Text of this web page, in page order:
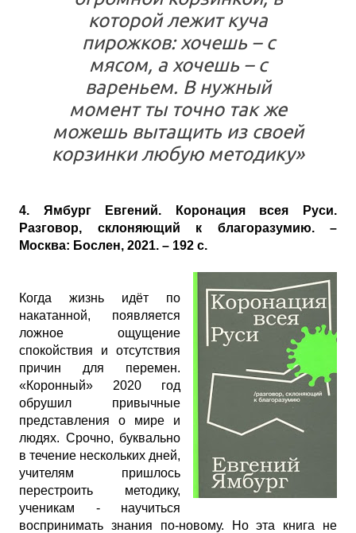
которой лежит куча
пирожков: хочешь – с
мясом, а хочешь – с
вареньем. В нужный
момент ты точно так же
можешь вытащить из своей
корзинки любую методику»
4. Ямбург Евгений. Коронация всея Руси.
Разговор, склоняющий к благоразумию. –
Москва: Бослен, 2021. – 192 с.
Когда жизнь идёт по
накатанной, появляется
ложное ощущение
спокойствия и отсутствия
причин для перемен.
«Коронный» 2020 год
обрушил привычные
представления о мире и
людях. Срочно, буквально
в течение нескольких дней,
учителям пришлось
перестроить методику,
ученикам - научиться
воспринимать знания по-новому. Но эта книга не